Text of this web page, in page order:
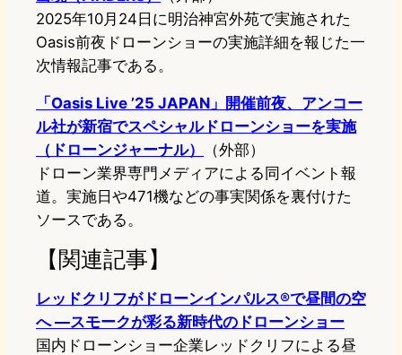
2025年10月24日に明治神宮外苑で実施された
Oasis前夜ドローンショーの実施詳細を報じた一
次情報記事である。
「Oasis Live ’25 JAPAN」開催前夜、アンコー
ル社が新宿でスペシャルドローンショーを実施
（ドローンジャーナル）
（外部）
ドローン業界専門メディアによる同イベント報
道。実施日や471機などの事実関係を裏付けた
ソースである。
【関連記事】
レッドクリフがドローンインパルス®で昼間の空
へ ―スモークが彩る新時代のドローンショー
国内ドローンショー企業レッドクリフによる昼